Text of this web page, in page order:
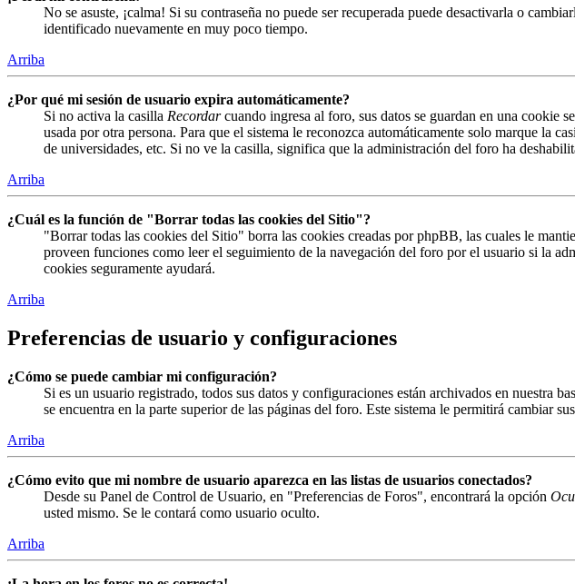
No se asuste, ¡calma! Si su contraseña no puede ser recuperada puede desactivarla o
identificado nuevamente en muy poco tiempo.
Arriba
¿Por qué mi sesión de usuario expira automáticamente?
Si no activa la casilla Recordarcuando ingresa al foro, sus datos se guardan en una cookie
usada por otra persona. Para que el sistema le reconozca automáticamente solo marque la
de universidades, etc. Si no ve la casilla, significa que la administración del foro ha
Arriba
¿Cuál es la función de "Borrar todas las cookies del Sitio"?
"Borrar todas las cookies del Sitio" borra las cookies creadas por phpBB, las cuales le
proveen funciones como leer el seguimiento de la navegación del foro por el usuario si la
cookies seguramente ayudará.
Arriba
Preferencias de usuario y configuraciones
¿Cómo se puede cambiar mi configuración?
Si es un usuario registrado, todos sus datos y configuraciones están archivados en nuestra
se encuentra en la parte superior de las páginas del foro. Este sistema le permitirá cambiar
Arriba
¿Cómo evito que mi nombre de usuario aparezca en las listas de usuarios conectados?
Desde su Panel de Control de Usuario, en "Preferencias de Foros", encontrará la opción
usted mismo. Se le contará como usuario oculto.
Arriba